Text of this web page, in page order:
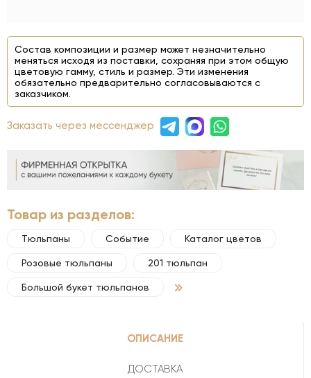
Состав композиции и размер может незначительно
меняться исходя из поставки, сохраняя при этом общую
цветовую гамму, стиль и размер. Эти изменения
обязательно предварительно согласовываются с
заказчиком.
Заказать через мессенджер
Товар из разделов:
Тюльпаны Событие Каталог цветов
Розовые тюльпаны 201 тюльпан
Большой букет тюльпанов
ОПИСАНИЕ
ДОСТАВКА